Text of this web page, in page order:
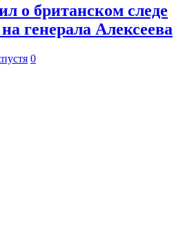
о британском следе
генерала Алексеева
0